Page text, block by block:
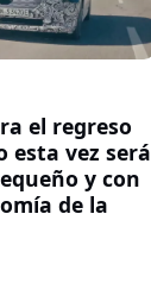
el regreso
esta vez será
y con
de la